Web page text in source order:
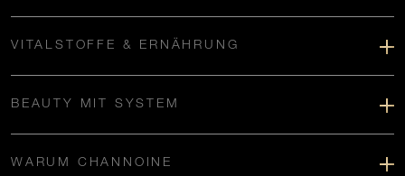
VITALSTOFFE & ERNÄHRUNG
BEAUTY MIT SYSTEM
WARUM CHANNOINE